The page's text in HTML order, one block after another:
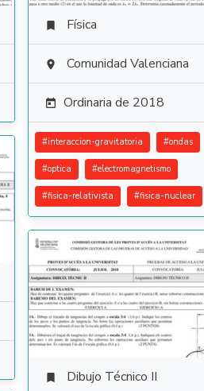
 Física
 Comunidad Valenciana
 Ordinaria de 2018
#interaccion-gravitatoria #ondas
#optica #electromagnetismo
#fisica-relativista #fisica-nuclear
 Dibujo Técnico II